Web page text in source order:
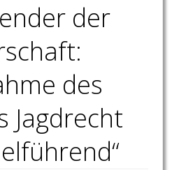
der
des
Jagdrecht